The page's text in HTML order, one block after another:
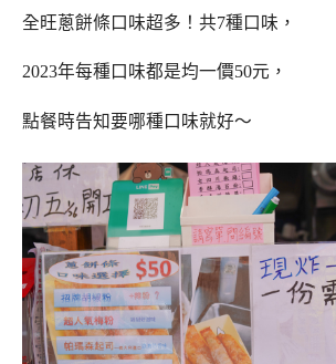
全旺蔥餅條口味超多！共7種口味，
2023年每種口味都是均一價50元，
點餐時告知要哪種口味就好～